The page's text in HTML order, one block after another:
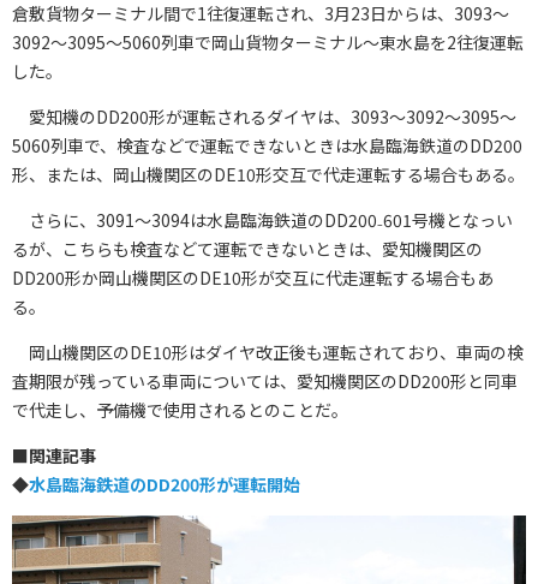
倉敷貨物ターミナル間で1往復運転され、3月23日からは、3093〜
3092〜3095〜5060列車で岡山貨物ターミナル〜東水島を2往復運転
した。
愛知機のDD200形が運転されるダイヤは、3093〜3092〜3095〜
5060列車で、検査などで運転できないときは水島臨海鉄道のDD200
形、または、岡山機関区のDE10形交互で代走運転する場合もある。
さらに、3091〜3094は水島臨海鉄道のDD200₋601号機となっい
るが、こちらも検査などて運転できないときは、愛知機関区の
DD200形か岡山機関区のDE10形が交互に代走運転する場合もあ
る。
岡山機関区のDE10形はダイヤ改正後も運転されており、車両の検
査期限が残っている車両については、愛知機関区のDD200形と同車
で代走し、予備機で使用されるとのことだ。
■関連記事
◆水島臨海鉄道のDD200形が運転開始